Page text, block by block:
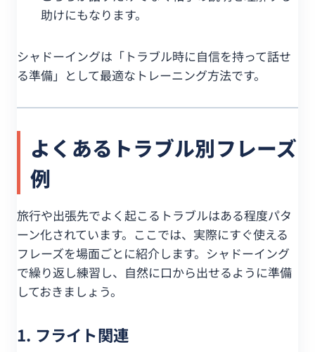
助けにもなります。
シャドーイングは「トラブル時に自信を持って話せ
る準備」として最適なトレーニング方法です。
よくあるトラブル別フレーズ
例
旅行や出張先でよく起こるトラブルはある程度パタ
ーン化されています。ここでは、実際にすぐ使える
フレーズを場面ごとに紹介します。シャドーイング
で繰り返し練習し、自然に口から出せるように準備
しておきましょう。
1. フライト関連